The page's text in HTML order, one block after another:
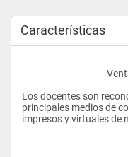
Características
Los docentes son
principales medios de
impresos y virtuales de